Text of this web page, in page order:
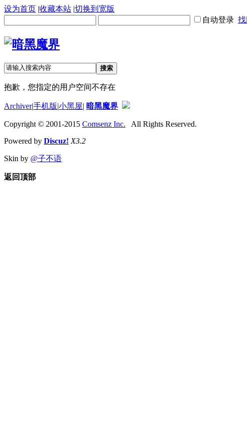
设为首页 |收藏本站 |切换到宽版
自动登录
搜索
抱歉，您指定的用户空间不存在
Archiver|手机版|小黑屋| 暗黑魔界
Copyright © 2001-2015 Comsenz Inc. All Rights Reserved.
Powered by Discuz! X3.2
Skin by @子不语
返回顶部